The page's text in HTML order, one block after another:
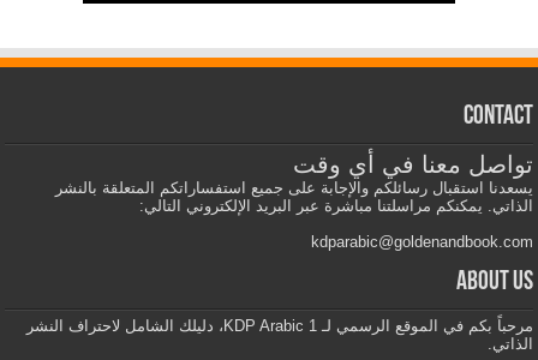
Contact
تواصل معنا في أي وقت
يسعدنا استقبال رسائلكم والإجابة على جميع استفساراتكم المتعلقة بالنشر
الذاتي. يمكنكم مراسلتنا مباشرة عبر البريد الإلكتروني التالي:
kdparabic@goldenandbook.com
About us
مرحباً بكم في الموقع الرسمي لـ KDP Arabic 1، دليلك الشامل لاحتراف النشر
الذاتي.